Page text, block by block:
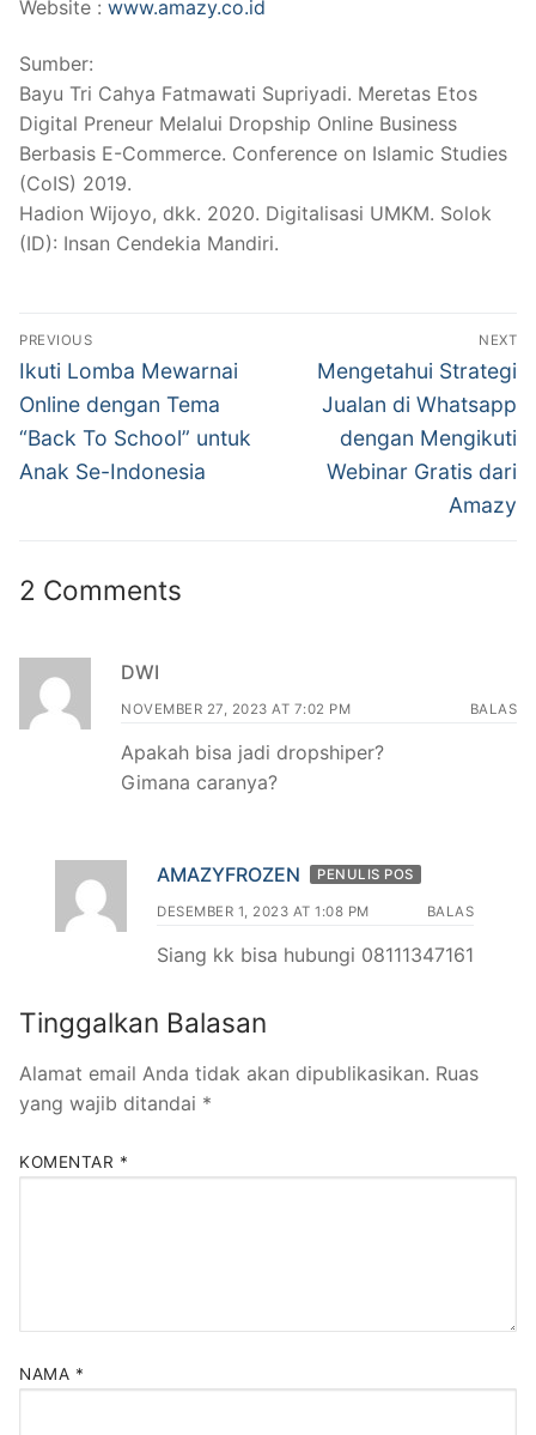
Website : www.amazy.co.id
Sumber:
Bayu Tri Cahya Fatmawati Supriyadi. Meretas Etos
Digital Preneur Melalui Dropship Online Business
Berbasis E-Commerce. Conference on Islamic Studies
(CoIS) 2019.
Hadion Wijoyo, dkk. 2020. Digitalisasi UMKM. Solok
(ID): Insan Cendekia Mandiri.
PREVIOUS
Ikuti Lomba Mewarnai
Online dengan Tema
“Back To School” untuk
Anak Se-Indonesia
NEXT
Mengetahui Strategi
Jualan di Whatsapp
dengan Mengikuti
Webinar Gratis dari
Amazy
2 Comments
DWI
NOVEMBER 27, 2023 AT 7:02 PM BALAS
Apakah bisa jadi dropshiper?
Gimana caranya?
AMAZYFROZEN PENULIS POS
DESEMBER 1, 2023 AT 1:08 PM BALAS
Siang kk bisa hubungi 08111347161
Tinggalkan Balasan
Alamat email Anda tidak akan dipublikasikan. Ruas
yang wajib ditandai *
KOMENTAR *
NAMA *